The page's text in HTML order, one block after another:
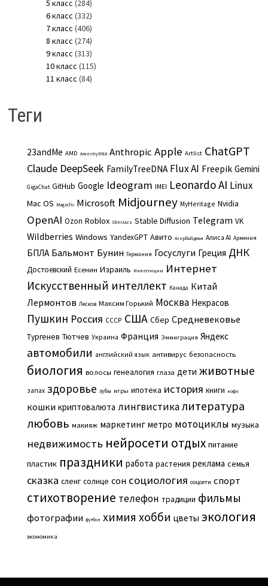
5 класс (284)
6 класс (332)
7 класс (406)
8 класс (274)
9 класс (313)
10 класс (115)
11 класс (84)
Теги
23andMe AMD AncestryDNA Anthropic Apple Artlist ChatGPT
Claude DeepSeek FamilyTreeDNA Flux AI Freepik Gemini
GigaChat GitHub Google Ideogram IMEI Leonardo AI Linux
Mac OS Magnific Microsoft Midjourney MyHeritage Nvidia
OpenAI Ozon Roblox SberJazz Stable Diffusion Telegram VK
Wildberries Windows YandexGPT Авито Азербайджан Алиса AI Армения
БПЛА Бальмонт Бунин Германия Госуслуги Греция ДНК
Достоевский Есенин Израиль Инвестиции Интернет
Искусственный интеллект Канада Китай
Лермонтов Лесков Максим Горький Москва Некрасов
Пушкин Россия СССР США Сбер Средневековье
Тургенев Тютчев Украина Франция Эммиграция Яндекс
автомобили английский язык антивирус безопасность
биология волосы генеалогия глаза дети животные
запах здоровье зубы игры ипотека история книги кофе
кошки криптовалюта лингвистикалитература
любовь макияж маркетинг метро мотоциклы музыка
недвижимость нейросети отдых питание
пластик праздники работа растения реклама семья
сказка сленг солнце сон социология соцсети спорт
стихотворение телефон традиции фильмы
фотографии футбол химия хобби цветы экология
экономика